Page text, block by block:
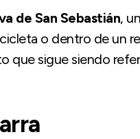
de San Sebastián,
o dentro de un
que sigue siendo